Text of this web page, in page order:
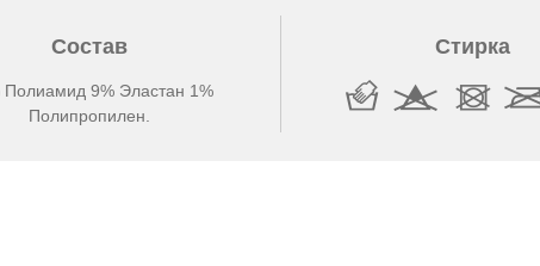
Состав
Полиамид 9% Эластан 1%
Полипропилен.
Стирка